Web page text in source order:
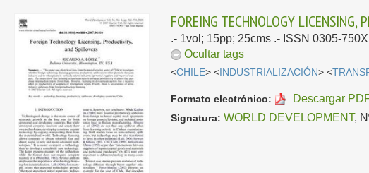
FOREING TECHNOLOGY LICENSING,
.- 1vol; 15pp; 25cms .- ISSN 0305-
Ocultar tags
<CHILE> < INDUSTRIALIZACIÓN> <
Formato electrónico: Descargar
Signatura: WORLD DEVELOPMENT,